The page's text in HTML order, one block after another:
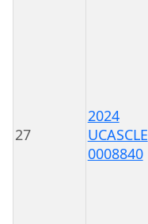
27
2024
UCASCLE
0008840